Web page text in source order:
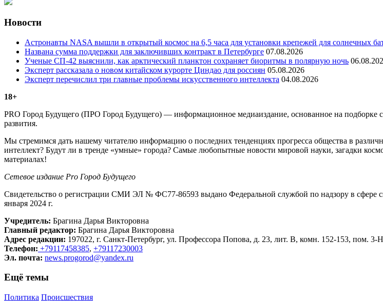
Новости
Астронавты NASA вышли в открытый космос на 6,5 часа для установки крепежей для солнечных
Названа сумма поддержки для заключивших контракт в Петербурге 07.08.2026
Ученые СП-42 выяснили, как арктический планктон сохраняет биоритмы в полярную ночь
Эксперт рассказала о новом китайском курорте Циндао для россиян 05.08.2026
Эксперт перечислил три главные проблемы искусственного интеллекта 04.08.2026
18+
PRO Город Будущего (ПРО Город Будущего) — информационное медиаиздание, основанное на подборке
развития.
Мы стремимся дать нашему читателю информацию о последних тенденциях прогресса общества в
интеллект? Будут ли в тренде «умные» города? Самые любопытные новости мировой науки, загадки
материалах!
Сетевое издание Рrо Город Будущего
Свидетельство о регистрации СМИ ЭЛ № ФС77-86593 выдано Федеральной службой по надзору в сфере
января 2024 г.
Учредитель: Брагина Дарья Викторовна
Главный редактор: Брагина Дарья Викторовна
Адрес редакции: 197022, г. Санкт-Петербург, ул. Профессора Попова, д. 23, лит. В, комн. 152-153, пом.
Телефон: +79117458385, +79117230003
Эл. почта: news.progorod@yandex.ru
Ещё темы
Политика Происшествия